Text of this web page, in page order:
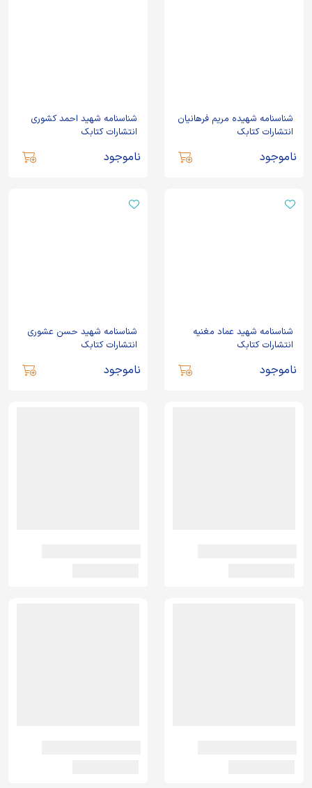
شناسنامه شهیده مریم فرهانیان
انتشارات کتابک
ناموجود
شناسنامه شهید احمد کشوری
انتشارات کتابک
ناموجود
شناسنامه شهید عماد مغنیه
انتشارات کتابک
ناموجود
شناسنامه شهید حسن عشوری
انتشارات کتابک
ناموجود